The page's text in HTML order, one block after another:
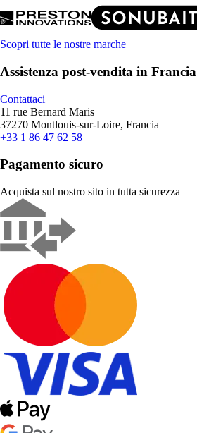
Scopri tutte le nostre marche
Assistenza post-vendita in Francia
Contattaci
11 rue Bernard Maris
37270 Montlouis-sur-Loire, Francia
+33 1 86 47 62 58
Pagamento sicuro
Acquista sul nostro sito in tutta sicurezza